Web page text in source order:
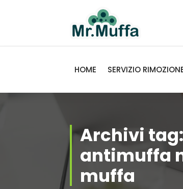
HOME SERVIZIO
Archivi
antimuffa
muffa